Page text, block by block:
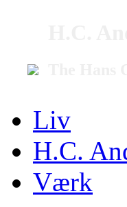
Liv
H.C.
Værk